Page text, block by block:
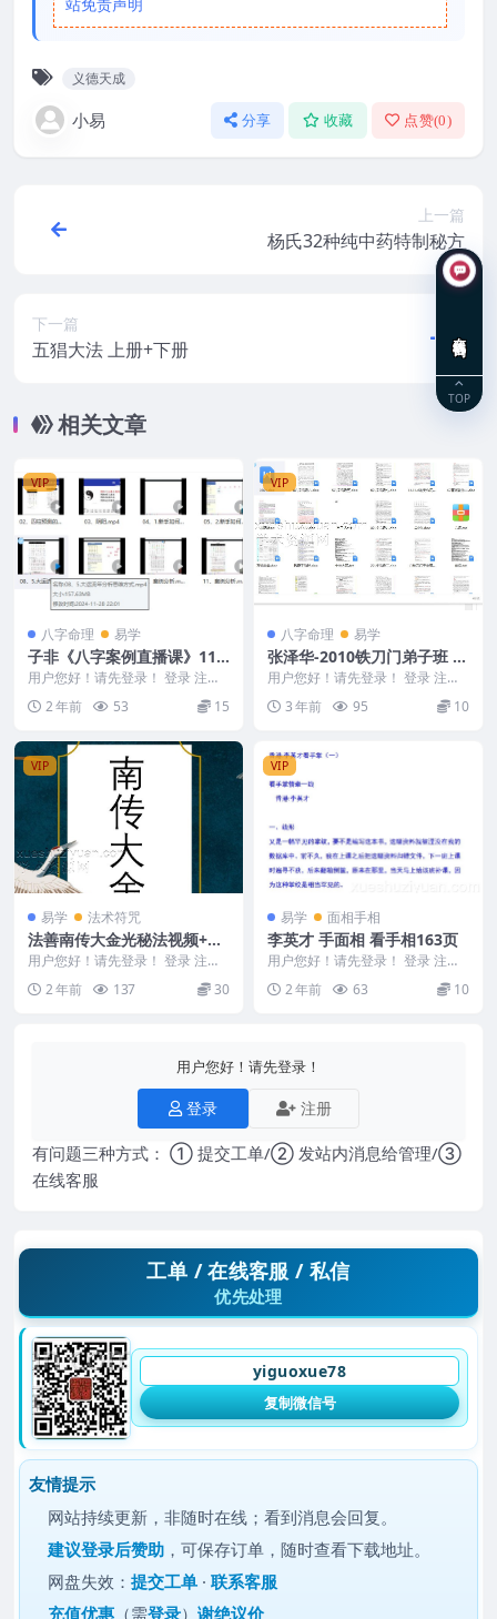
义德天成
小易 分享 收藏 点赞(0)
上一篇
杨氏32种纯中药特制秘方
下一篇
五猖大法 上册+下册
相关文章
VIP
八字命理 易学
子非《八字案例直播课》11
集Y
用户您好！请先登录！ 登录 注册
子非《八字案例直播课》11集Y 24
11440...
2 年前 53 15
VIP
八字命理 易学
张泽华-2010铁刀门弟子班 电
子资料
用户您好！请先登录！ 登录 注册
张泽华-2010铁刀门弟子班 电子资
料 072...
3 年前 95 10
VIP
易学 法术符咒
法善南传大金光秘法视频+PD
F
用户您好！请先登录！ 登录 注册
法善 南传大金光秘法 2403002
2 年前 137 30
VIP
易学 面相手相
李英才 手面相 看手相163页
用户您好！请先登录！ 登录 注册
李英才看手相163页 此资料无图片
都是文字 介...
2 年前 63 10
用户您好！请先登录！
登录 注册
有问题三种方式： ① 提交工单/② 发站内消息给管理/③
在线客服
工单 / 在线客服 / 私信
优先处理
yiguoxue78
复制微信号
友情提示
网站持续更新，非随时在线；看到消息会回复。
建议登录后赞助 ，可保存订单，随时查看下载地址。
网盘失效：提交工单 ·联系客服
充值优惠 （需登录）谢绝议价
TOP